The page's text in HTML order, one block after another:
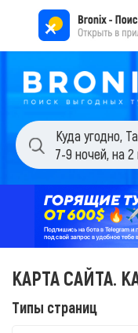
Куда угодно,
7-9 ночей,на 2
КАРТА САЙТА.
Типы страниц